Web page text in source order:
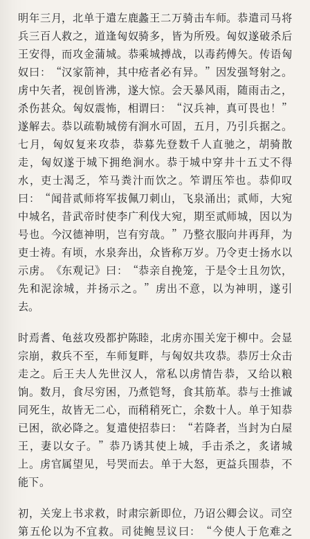
明年三月，北单于遣左鹿蠡王二万骑击车师。恭遣司马将
兵三百人救之，道逢匈奴骑多，皆为所殁。匈奴遂破杀后
王安得，而攻金蒲城。恭乘城搏战，以毒药傅矢。传语匈
奴曰：“汉家箭神，其中疮者必有异。”因发强弩射之。
虏中矢者，视创皆沸，遂大惊。会天暴风雨，随雨击之，
杀伤甚众。匈奴震怖，相谓曰：“汉兵神，真可畏也！”
遂解去。恭以疏勒城傍有涧水可固，五月，乃引兵据之。
七月，匈奴复来攻恭，恭募先登数千人直驰之，胡骑散
走，匈奴遂于城下拥绝涧水。恭于城中穿井十五丈不得
水，吏士渴乏，笮马粪汁而饮之。笮谓压笮也。恭仰叹
曰：“闻昔贰师将军拔佩刀刺山，飞泉涌出；贰师，大宛
中城名，昔武帝时使李广利伐大宛，期至贰师城，因以为
号也。今汉德神明，岂有穷哉。”乃整衣服向井再拜，为
吏士祷。有顷，水泉奔出，众皆称万岁。乃令吏士扬水以
示虏。《东观记》曰：“恭亲自挽笼，于是令士且勿饮，
先和泥涂城，并扬示之。”虏出不意，以为神明，遂引
去。
时焉耆、龟兹攻殁都护陈睦，北虏亦围关宠于柳中。会显
宗崩，救兵不至，车师复畔，与匈奴共攻恭。恭厉士众击
走之。后王夫人先世汉人，常私以虏情告恭，又给以粮
饷。数月，食尽穷困，乃煮铠弩，食其筋革。恭与士推诚
同死生，故皆无二心，而稍稍死亡，余数十人。单于知恭
已困，欲必降之。复遣使招恭曰：“若降者，当封为白屋
王，妻以女子。”恭乃诱其使上城，手击杀之，炙诸城
上。虏官属望见，号哭而去。单于大怒，更益兵围恭，不
能下。
初，关宠上书求救，时肃宗新即位，乃诏公卿会议。司空
第五伦以为不宜救。司徒鲍昱议曰：“今使人于危难之